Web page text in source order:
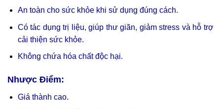
An toàn cho sức khỏe khi sử dụng đúng cách.
Có tác dụng trị liệu, giúp thư giãn, giảm stress và hỗ trợ
cải thiện sức khỏe.
Không chứa hóa chất độc hại.
Nhược Điểm:
Giá thành cao.